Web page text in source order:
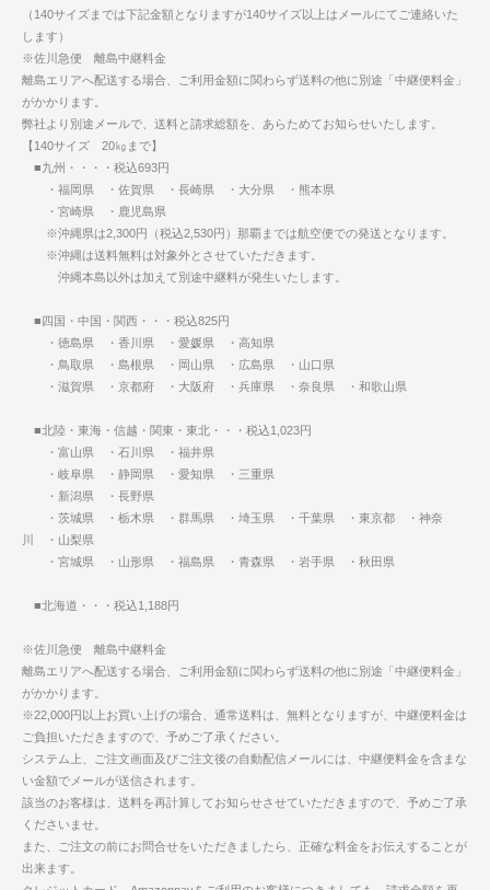
（140サイズまでは下記金額となりますが140サイズ以上はメールにてご連絡いた
します）
※佐川急便 離島中継料金
離島エリアへ配送する場合、ご利用金額に関わらず送料の他に別途「中継便料金」
がかかります。
弊社より別途メールで、送料と請求総額を、あらためてお知らせいたします。
【140サイズ 20㎏まで】
■九州・・・・税込693円
・福岡県 ・佐賀県 ・長崎県 ・大分県 ・熊本県
・宮崎県 ・鹿児島県
※沖縄県は2,300円（税込2,530円）那覇までは航空便での発送となります。
※沖縄は送料無料は対象外とさせていただきます。
沖縄本島以外は加えて別途中継料が発生いたします。
■四国・中国・関西・・・税込825円
・徳島県 ・香川県 ・愛媛県 ・高知県
・鳥取県 ・島根県 ・岡山県 ・広島県 ・山口県
・滋賀県 ・京都府 ・大阪府 ・兵庫県 ・奈良県 ・和歌山県
■北陸・東海・信越・関東・東北・・・税込1,023円
・富山県 ・石川県 ・福井県
・岐阜県 ・静岡県 ・愛知県 ・三重県
・新潟県 ・長野県
・茨城県 ・栃木県 ・群馬県 ・埼玉県 ・千葉県 ・東京都 ・神奈
川 ・山梨県
・宮城県 ・山形県 ・福島県 ・青森県 ・岩手県 ・秋田県
■北海道・・・税込1,188円
※佐川急便 離島中継料金
離島エリアへ配送する場合、ご利用金額に関わらず送料の他に別途「中継便料金」
がかかります。
※22,000円以上お買い上げの場合、通常送料は、無料となりますが、中継便料金は
ご負担いただきますので、予めご了承ください。
システム上、ご注文画面及びご注文後の自動配信メールには、中継便料金を含まな
い金額でメールが送信されます。
該当のお客様は、送料を再計算してお知らせさせていただきますので、予めご了承
くださいませ。
また、ご注文の前にお問合せをいただきましたら、正確な料金をお伝えすることが
出来ます。